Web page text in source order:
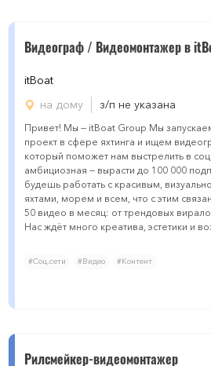
Видеограф / Видеомонтажер в
itBoat
на дому
з/п не указана
Привет! Мы — itBoat Group Мы
проект в сфере яхтинга и ищем
который поможет нам выстрелить в
амбициозная — вырасти до 100 000
будешь работать с красивым,
яхтами, морем и всем, что с этим
50 видео в месяц: от трендовых
Нас ждёт много креатива, эстетики и
#Соц.сети #Видео #Контент
​​​​Рилсмейкер-видеомонтажер